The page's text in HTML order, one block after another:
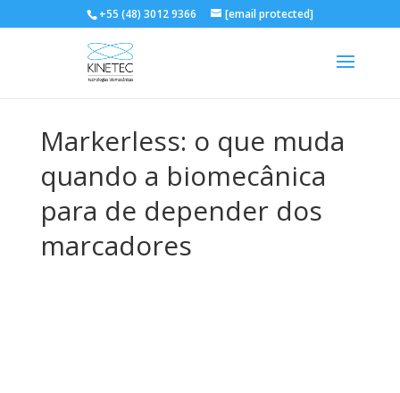
+55 (48) 3012 9366 [email protected]
Markerless: o que muda
quando a biomecânica
para de depender dos
marcadores